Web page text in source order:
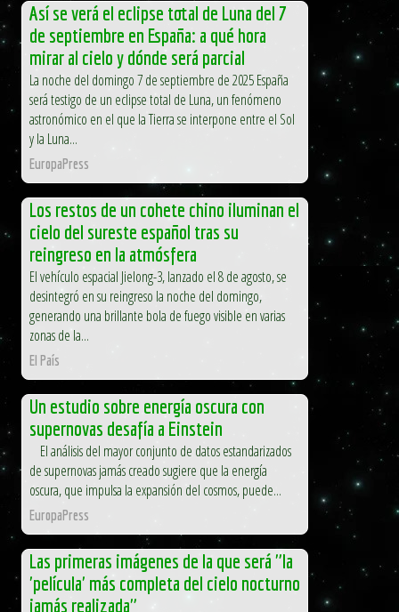
Así se verá el eclipse total de Luna del 7
de septiembre en España: a qué hora
mirar al cielo y dónde será parcial
La noche del domingo 7 de septiembre de 2025 España
será testigo de un eclipse total de Luna, un fenómeno
astronómico en el que la Tierra se interpone entre el Sol
y la Luna...
EuropaPress
Los restos de un cohete chino iluminan el
cielo del sureste español tras su
reingreso en la atmósfera
El vehículo espacial Jielong-3, lanzado el 8 de agosto, se
desintegró en su reingreso la noche del domingo,
generando una brillante bola de fuego visible en varias
zonas de la...
El País
Un estudio sobre energía oscura con
supernovas desafía a Einstein
El análisis del mayor conjunto de datos estandarizados
de supernovas jamás creado sugiere que la energía
oscura, que impulsa la expansión del cosmos, puede...
EuropaPress
Las primeras imágenes de la que será "la
'película' más completa del cielo nocturno
jamás realizada"